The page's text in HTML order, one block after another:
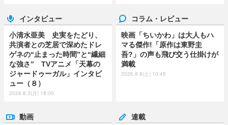
インタビュー
小清水亜美 史実をたどり、
共演者との芝居で深めたドレ
ゲネの“止まった時間”と“繊細
な強さ” TVアニメ「天幕の
ジャードゥーガル」インタビ
ュー（８）
2026.8.3(月) 18:00
コラム・レビュー
映画「ちいかわ」は大人もハ
マる傑作!「原作は東野圭
吾?」の声も飛び交う仕掛けが
満載
2026.8.8(土) 10:45
動画 連載